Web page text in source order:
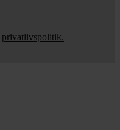
privatlivspolitik.